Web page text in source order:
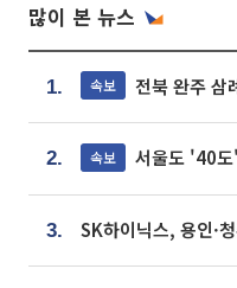
많이 본 뉴스
1. 속보 전북 완주 삼
2. 속보 서울도 '40
3.